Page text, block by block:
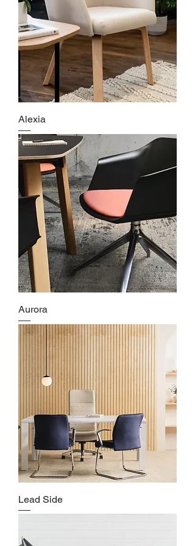
Alexia
Aurora
Lead Side